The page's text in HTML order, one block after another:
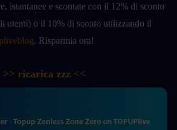
istantanee e scontate con il 12% di sconto
utenti) o il 10% di sconto utilizzando il
. Risparmia ora!
>> ricarica zzz <<